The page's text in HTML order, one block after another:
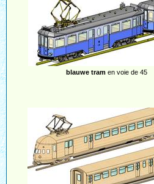
blauwe tramen voie de 45